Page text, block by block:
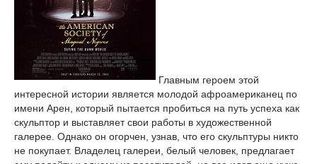
Главным героем этой
интересной истории является молодой афроамериканец по
имени Арен, который пытается пробиться на путь успеха как
скульптор и выставляет свои работы в художественной
галерее. Однако он огорчен, узнав, что его скульптуры никто
не покупает. Владелец галереи, белый человек, предлагает